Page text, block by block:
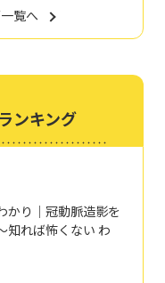
覧へ
ンキング
かり｜冠動脈造影を
知れば怖くない わ